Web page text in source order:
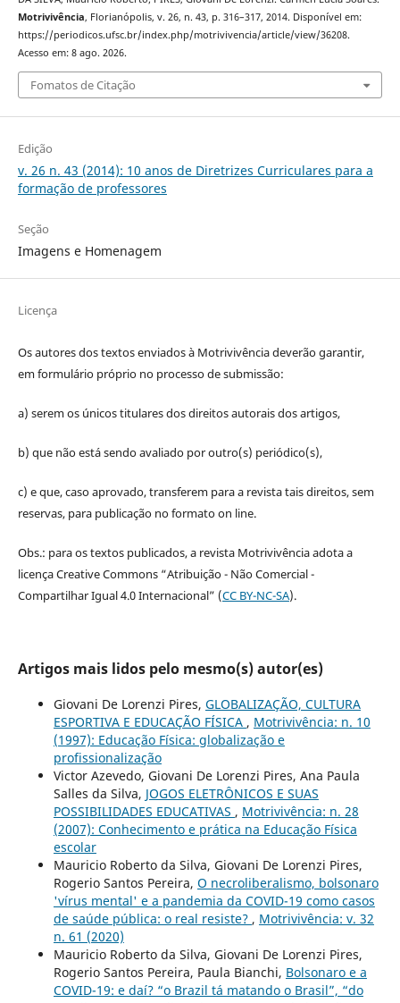
Motrivivência, Florianópolis, v. 26, n. 43, p. 316–317, 2014. Disponível em:
https://periodicos.ufsc.br/index.php/motrivivencia/article/view/36208.
Acesso em: 8 ago. 2026.
Fomatos de Citação
Edição
v. 26 n. 43 (2014): 10 anos de Diretrizes Curriculares para a
formação de professores
Seção
Imagens e Homenagem
Licença
Os autores dos textos enviados à Motrivivência deverão garantir,
em formulário próprio no processo de submissão:
a) serem os únicos titulares dos direitos autorais dos artigos,
b) que não está sendo avaliado por outro(s) periódico(s),
c) e que, caso aprovado, transferem para a revista tais direitos, sem
reservas, para publicação no formato on line.
Obs.: para os textos publicados, a revista Motrivivência adota a
licença Creative Commons “Atribuição - Não Comercial -
Compartilhar Igual 4.0 Internacional” (CC BY-NC-SA).
Artigos mais lidos pelo mesmo(s) autor(es)
Giovani De Lorenzi Pires, GLOBALIZAÇÃO, CULTURA
ESPORTIVA E EDUCAÇÃO FÍSICA , Motrivivência: n. 10
(1997): Educação Física: globalização e
profissionalização
Victor Azevedo, Giovani De Lorenzi Pires, Ana Paula
Salles da Silva, JOGOS ELETRÔNICOS E SUAS
POSSIBILIDADES EDUCATIVAS , Motrivivência: n. 28
(2007): Conhecimento e prática na Educação Física
escolar
Mauricio Roberto da Silva, Giovani De Lorenzi Pires,
Rogerio Santos Pereira, O necroliberalismo, bolsonaro
'vírus mental' e a pandemia da COVID-19 como casos
de saúde pública: o real resiste? , Motrivivência: v. 32
n. 61 (2020)
Mauricio Roberto da Silva, Giovani De Lorenzi Pires,
Rogerio Santos Pereira, Paula Bianchi, Bolsonaro e a
COVID-19: e daí? “o Brazil tá matando o Brasil”, “do